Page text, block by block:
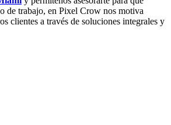
de trabajo, en Pixel Crow nos motiva
clientes a través de soluciones integrales y